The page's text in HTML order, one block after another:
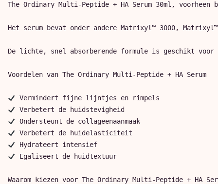
The Ordinary Multi-Peptide + HA Serum 30ml,
Het serum bevat onder andere Matrixyl™ 3000,
De lichte, snel absorberende formule is geschikt
Voordelen van The Ordinary Multi-Peptide + HA Serum
Ondersteunt de collageenaanmaak
Hydrateert intensief
Egaliseert de huidtextuur
Waarom kiezen voor The Ordinary Multi-Peptide + HA